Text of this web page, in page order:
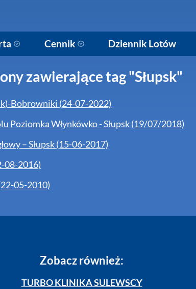
Cennik Dziennik Lotów
zawierające tag "Słupsk"
Bobrowniki (24-07-2022)
Poziomka Włynkówko - Słupsk (19/07/2018)
– Słupsk (15-06-2017)
08-2016)
05-2010)
Zobacz również:
TURBO KLINIKA SULEWSCY